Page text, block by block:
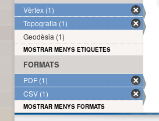
Vèrtex (1)
Topografia (1)
Geodèsia (1)
MOSTRAR MENYS ETIQUETES
FORMATS
PDF (1)
CSV (1)
MOSTRAR MENYS FORMATS